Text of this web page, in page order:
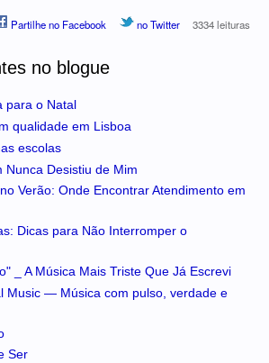
Partilhe no Facebook no Twitter 3334 leituras
no blogue
para o Natal
qualidade em Lisboa
escolas
Nunca Desistiu de Mim
Verão: Onde Encontrar Atendimento em
Dicas para Não Interromper o
_ A Música Mais Triste Que Já Escrevi
Music — Música com pulso, verdade e
Ser